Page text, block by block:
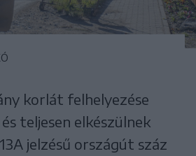
korlát felhelyezése
teljesen elkészülnek
jelzésű országút száz